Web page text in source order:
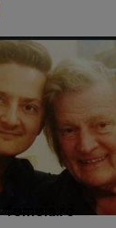
femeia.ro